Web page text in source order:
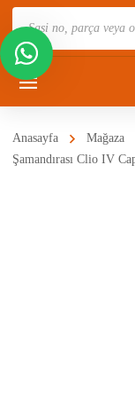
Ara
Anasayfa Mağaza
Şamandırası Clio IV